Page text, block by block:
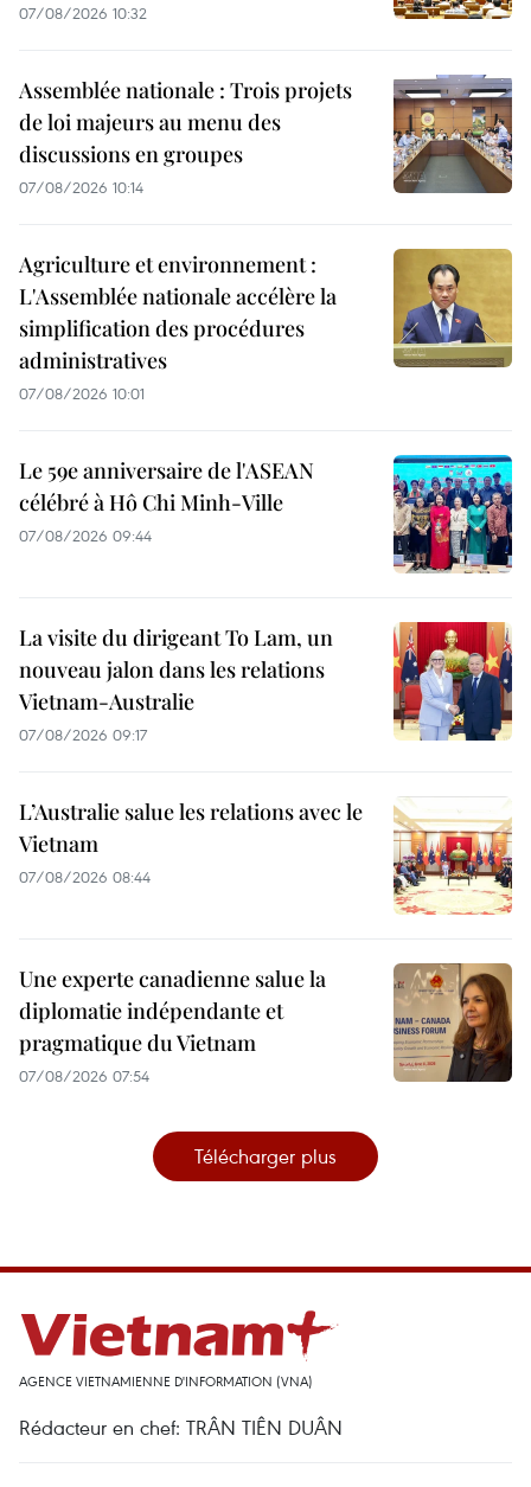
07/08/2026 10:32
Assemblée nationale : Trois projets
de loi majeurs au menu des
discussions en groupes
07/08/2026 10:14
Agriculture et environnement :
L'Assemblée nationale accélère la
simplification des procédures
administratives
07/08/2026 10:01
Le 59e anniversaire de l'ASEAN
célébré à Hô Chi Minh-Ville
07/08/2026 09:44
La visite du dirigeant To Lam, un
nouveau jalon dans les relations
Vietnam-Australie
07/08/2026 09:17
L’Australie salue les relations avec le
Vietnam
07/08/2026 08:44
Une experte canadienne salue la
diplomatie indépendante et
pragmatique du Vietnam
07/08/2026 07:54
Télécharger plus
AGENCE VIETNAMIENNE D'INFORMATION (VNA)
Rédacteur en chef: TRÂN TIÊN DUÂN